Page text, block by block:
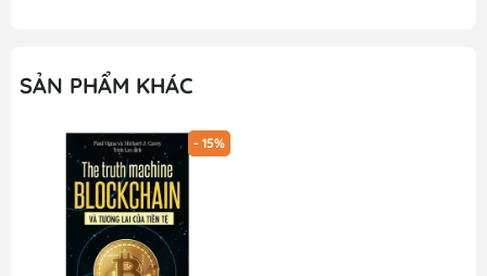
SẢN PHẨM KHÁC
- 15%